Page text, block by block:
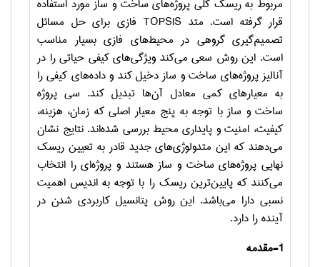
مربوط به ریسک کلی پروژه‌های ساخت و ساز مورد استفاده
قرار گرفته است. متد TOPSIS فازی برای حل مسائل
تصمیم‌گیری گروهی در محیط‌های فازی بسیار مناسب
است. این روش سعی می‌کند ویژگی‌های کیفی حیاتی را در
آنالیز پروژه‌های ساخت و ساز دخیل کند و داده‌های کیفی را
به معیارهای کمی معادل آن‌ها تبدیل کند. سی پروژه
ساخت و ساز با توجه به پنج معیار اصلی که زمان، هزینه،
کیفیت، امنیت و پایداری محیط بررسی شده‌اند. نتایج نشان
می‌دهند که این متدولوژی‌های جدید قادر به تعیین ریسک
نهایی پروژه‌های ساخت و ساز هستند و پروژه‌ای را انتخاب
می‌کنند که پایین‌ترین ریسک را با توجه به اندیس اهمیت
نسبی دارا می‌باشد. این روش پتانسیل کاربردی شدن در
آینده را دارد.
1-مقدمه